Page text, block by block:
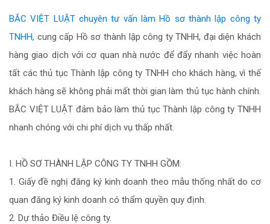
BẮC VIỆT LUẬT chuyên tư vấn làm Hồ sơ thành lập công ty
TNHH, cung cấp Hồ sơ thành lập công ty TNHH, đại diện khách
hàng giao dịch với cơ quan nhà nước để đẩy nhanh việc hoàn
tất các thủ tục Thành lập công ty TNHH cho khách hàng, vì thế
khách hàng sẽ không phải mất thời gian làm thủ tục hành chính.
BẮC VIỆT LUẬT đảm bảo làm thủ tục Thành lập công ty TNHH
nhanh chóng với chi phí dịch vụ thấp nhất.
I. HỒ SƠ THÀNH LẬP CÔNG TY TNHH GỒM:
1. Giấy đề nghị đăng ký kinh doanh theo mẫu thống nhất do cơ
quan đăng ký kinh doanh có thẩm quyền quy định.
2. Dự thảo Điều lệ công ty.